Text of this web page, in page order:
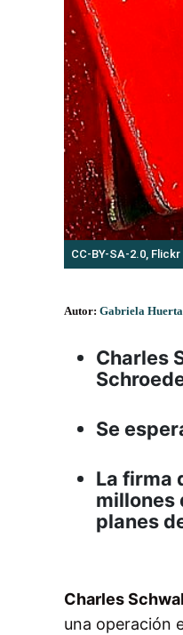
CC-BY-SA-2.0, Flickr
Autor: Gabriela Huerta
Charles
Se
La firma
millones
planes
Charles
una operación